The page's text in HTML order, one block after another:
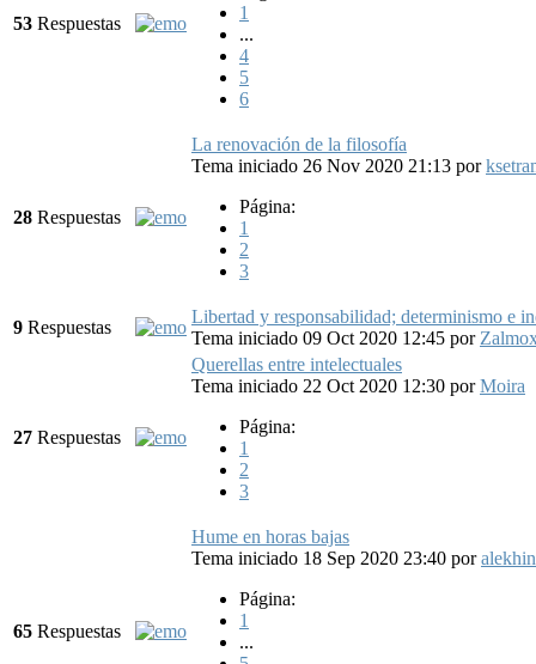
53 Respuestas
1
...
4
5
6
28 Respuestas
La renovación de la filosofía
Tema iniciado 26 Nov 2020 21:13 por
Página:
1
2
3
9 Respuestas
Libertad y responsabilidad; determinismo e
Tema iniciado 09 Oct 2020 12:45 por
27 Respuestas
Querellas entre intelectuales
Tema iniciado 22 Oct 2020 12:30 porMoira
Página:
1
2
3
65 Respuestas
Hume en horas bajas
Tema iniciado 18 Sep 2020 23:40 por
Página:
1
...